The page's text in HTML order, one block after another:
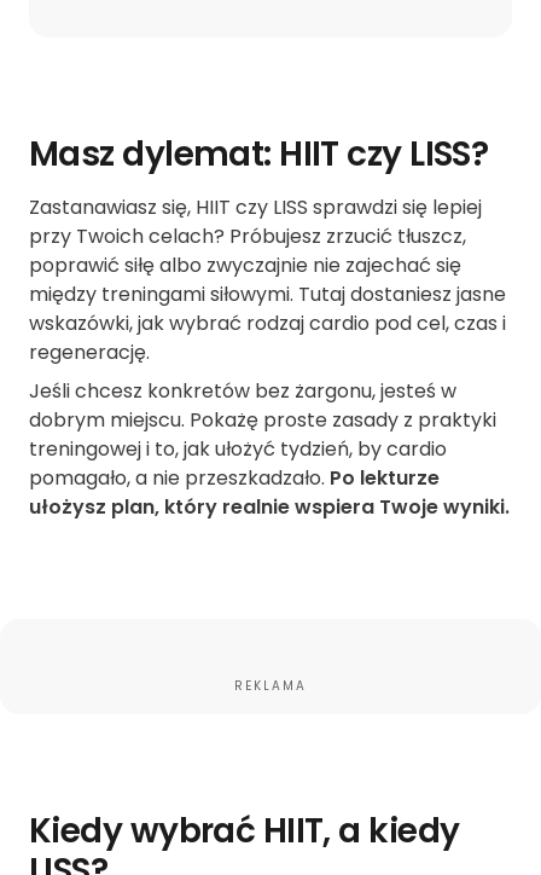
Masz dylemat: HIIT czy LISS?
Zastanawiasz się, HIIT czy LISS sprawdzi się lepiej
przy Twoich celach? Próbujesz zrzucić tłuszcz,
poprawić siłę albo zwyczajnie nie zajechać się
między treningami siłowymi. Tutaj dostaniesz jasne
wskazówki, jak wybrać rodzaj cardio pod cel, czas i
regenerację.
Jeśli chcesz konkretów bez żargonu, jesteś w
dobrym miejscu. Pokażę proste zasady z praktyki
treningowej i to, jak ułożyć tydzień, by cardio
pomagało, a nie przeszkadzało. Po lekturze
ułożysz plan, który realnie wspiera Twoje wyniki.
REKLAMA
Kiedy wybrać HIIT, a kiedy